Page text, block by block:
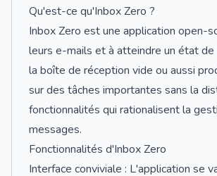
Qu'est-ce qu'Inbox Zero ?
Inbox Zero est une application open-
leurs e-mails et à atteindre un état
la boîte de réception vide ou aussi
sur des tâches importantes sans la
fonctionnalités qui rationalisent la
messages.
Fonctionnalités d'Inbox Zero
Interface conviviale : L'application se